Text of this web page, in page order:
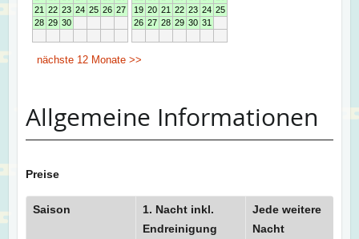
Allgemeine Informationen
Preise
Saison
1. Nacht inkl.
Endreinigung
Jede weitere
Nacht